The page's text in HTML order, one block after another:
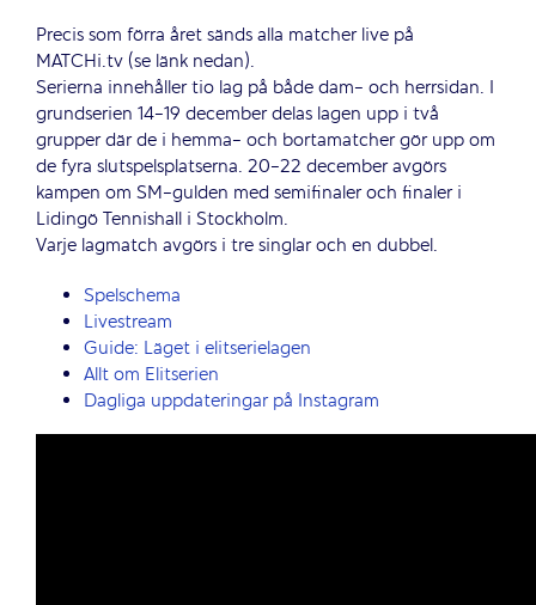
Precis som förra året sänds alla matcher live på
MATCHi.tv (se länk nedan).
Serierna innehåller tio lag på både dam- och herrsidan. I
grundserien 14-19 december delas lagen upp i två
grupper där de i hemma- och bortamatcher gör upp om
de fyra slutspelsplatserna. 20-22 december avgörs
kampen om SM-gulden med semifinaler och finaler i
Lidingö Tennishall i Stockholm.
Varje lagmatch avgörs i tre singlar och en dubbel.
Spelschema
Livestream
Guide: Läget i elitserielagen
Allt om Elitserien
Dagliga uppdateringar på Instagram